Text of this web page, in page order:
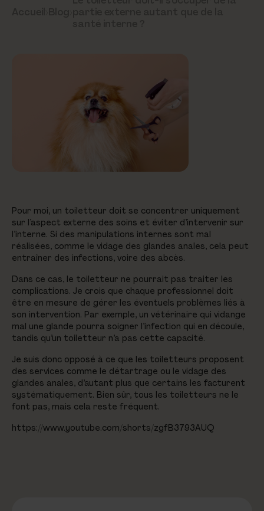
Pour moi, un toiletteur doit se concentrer uniquement
sur l’aspect externe des soins et éviter d’intervenir sur
l’interne. Si des manipulations internes sont mal
réalisées, comme le vidage des glandes anales, cela peut
entraîner des infections, voire des abcès.
Dans ce cas, le toiletteur ne pourrait pas traiter les
complications. Je crois que chaque professionnel doit
être en mesure de gérer les éventuels problèmes liés à
son intervention. Par exemple, un vétérinaire qui vidange
mal une glande pourra soigner l’infection qui en découle,
tandis qu’un toiletteur n’a pas cette capacité.
Je suis donc opposé à ce que les toiletteurs proposent
des services comme le détartrage ou le vidage des
glandes anales, d’autant plus que certains les facturent
systématiquement. Bien sûr, tous les toiletteurs ne le
font pas, mais cela reste fréquent.
https://www.youtube.com/shorts/zgfB3793AUQ